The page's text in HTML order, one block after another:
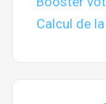
Calcul de